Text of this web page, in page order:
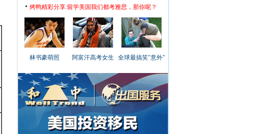
烤鸭精彩分享:留学美国我们都考雅思，那你呢？
林书豪萌照 阿富汗高考女生 全球最搞笑"意外"